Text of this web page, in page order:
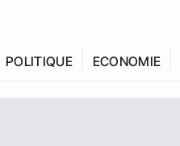
POLITIQUE ECONOMIE